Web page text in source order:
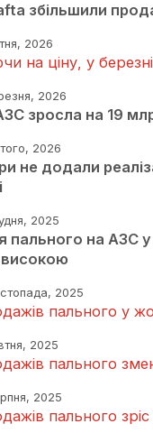
збільшили
2026
на ціну, у
2026
зросла на 19
2026
не додали
2025
пального на АЗС
високою
2025
пального у
2025
пального
2025
пального зріс